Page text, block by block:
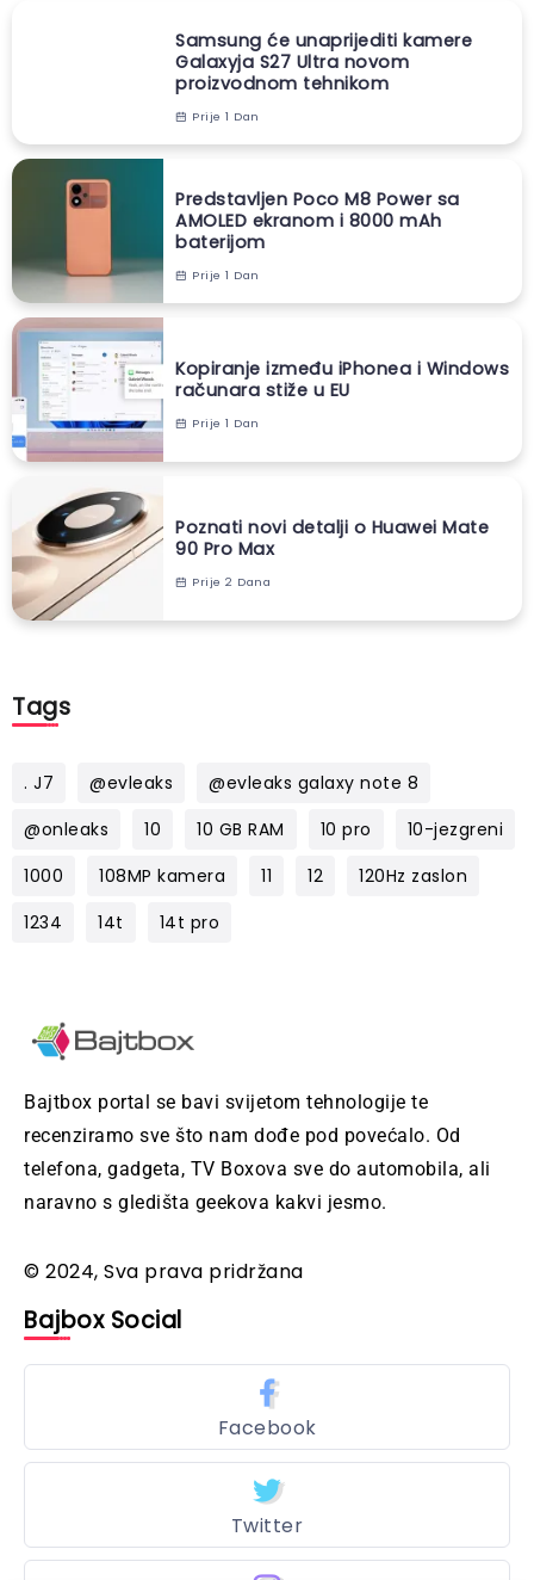
Samsung će unaprijediti kamere
Galaxyja S27 Ultra novom
proizvodnom tehnikom
Prije 1 Dan
Predstavljen Poco M8 Power sa
AMOLED ekranom i 8000 mAh
baterijom
Prije 1 Dan
Kopiranje između iPhonea i Windows
računara stiže u EU
Prije 1 Dan
Poznati novi detalji o Huawei Mate
90 Pro Max
Prije 2 Dana
Tags
. J7 @evleaks
@evleaks galaxy note 8
@onleaks
10 10 GB RAM 10 pro
10-jezgreni
1000
108MP kamera 11 12
120Hz zaslon
1234
14t 14t pro
Bajtbox portal se bavi svijetom tehnologije te
recenziramo sve što nam dođe pod povećalo. Od
telefona, gadgeta, TV Boxova sve do automobila, ali
naravno s gledišta geekova kakvi jesmo.
© 2024, Sva prava pridržana
Bajbox Social
Facebook
Twitter